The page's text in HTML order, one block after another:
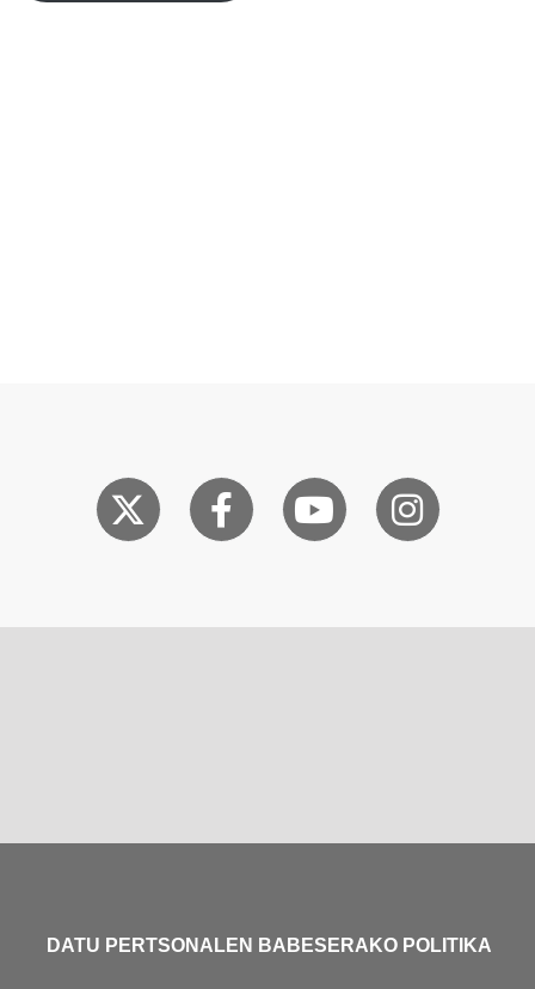
DATU PERTSONALEN BABESERAKO POLITIKA